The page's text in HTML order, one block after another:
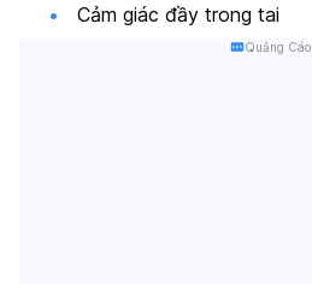
Cảm giác đầy trong tai
Quảng Cáo